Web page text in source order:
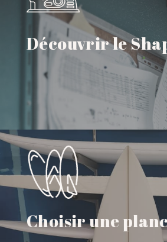
Découvrir le
Choisir une